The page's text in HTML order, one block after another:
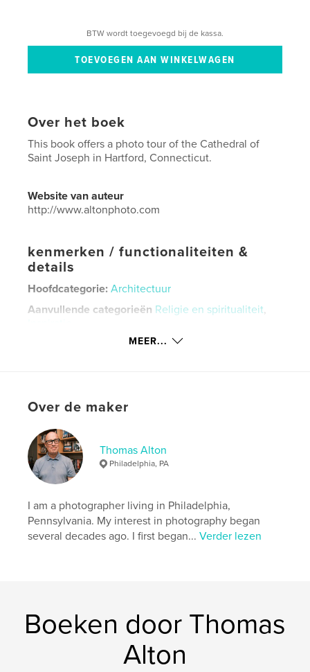
BTW wordt toegevoegd bij de kassa.
Over het boek
This book offers a photo tour of the Cathedral of
Saint Joseph in Hartford, Connecticut.
Website van auteur
http://www.altonphoto.com
kenmerken / functionaliteiten &
details
Hoofdcategorie: Architectuur
Aanvullende categorieën Religie en spiritualiteit,
Standaard liggend, 25×20 cm
Taal
English
cathedral
MEER...
Over de maker
Thomas Alton
Philadelphia, PA
I am a photographer living in Philadelphia,
Pennsylvania. My interest in photography began
several decades ago. I first began...Verder lezen
Boeken door Thomas
Alton